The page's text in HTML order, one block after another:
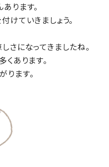
ります。
けていきましょう。
さになってきましたね。
あります。
ます。